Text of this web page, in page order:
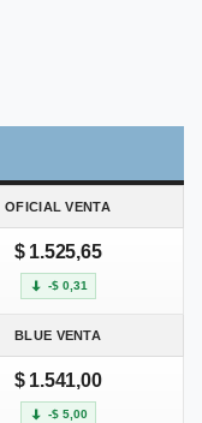
OFICIAL VENTA
$ 1.525,65
-$ 0,31
BLUE VENTA
$ 1.541,00
-$ 5,00